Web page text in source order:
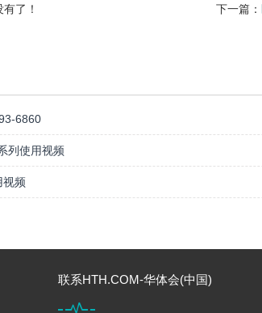
有了！ 下一篇：
6860
列使用视频
视频
联系HTH.COM-华体会(中国)